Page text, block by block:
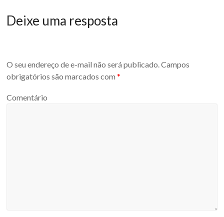
Deixe uma resposta
O seu endereço de e-mail não será publicado.Campos
obrigatórios são marcados com*
Comentário